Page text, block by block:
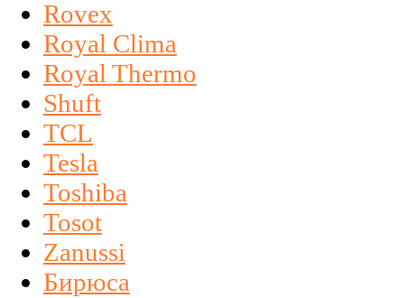
Rovex
Royal Clima
Royal Thermo
Shuft
TCL
Tesla
Toshiba
Tosot
Zanussi
Бирюса